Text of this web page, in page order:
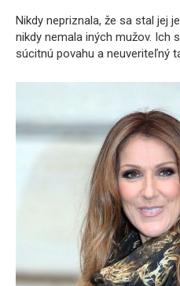
Nikdy nepriznala, že sa stal jej
nikdy nemala iných mužov. Ich
súcitnú povahu a neuveriteľný